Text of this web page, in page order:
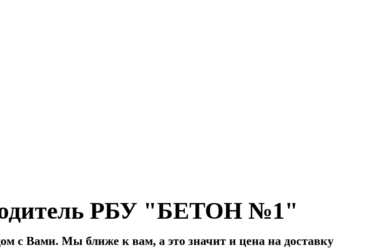
РБУ "БЕТОН №1"
с Вами. Мы ближе к вам, а это значит и цена на доставку